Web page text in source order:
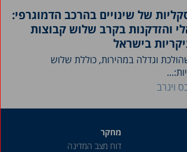
של שינויים בהרכב הדמוגרפי:
והזדקנות בקרב שלוש קבוצות
בישראל
וגדלה במהירות, כוללת שלוש
וינרב
מחקר
דוח מצב המדינה